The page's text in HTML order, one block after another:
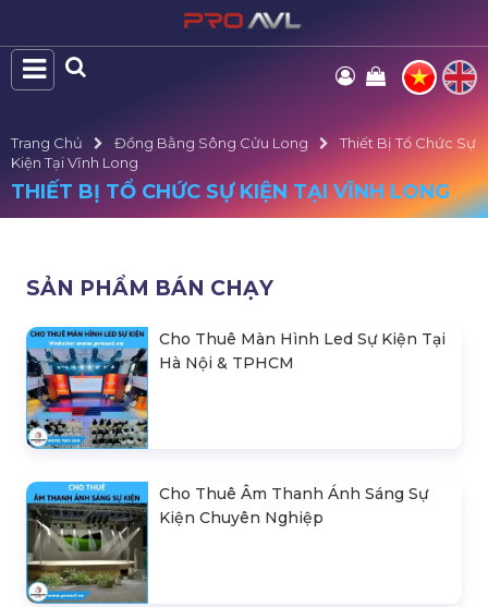
Trang Chủ Đồng Bằng Sông Cửu Long
Thiết Bị Tổ Chức Sự
Kiện Tại Vĩnh Long
THIẾT BỊ TỔ CHỨC SỰ KIỆN TẠI VĨNH LONG
SẢN PHẨM BÁN CHẠY
Cho Thuê Màn Hình Led Sự Kiện Tại
Hà Nội & TPHCM
Cho Thuê Âm Thanh Ánh Sáng Sự
Kiện Chuyên Nghiệp